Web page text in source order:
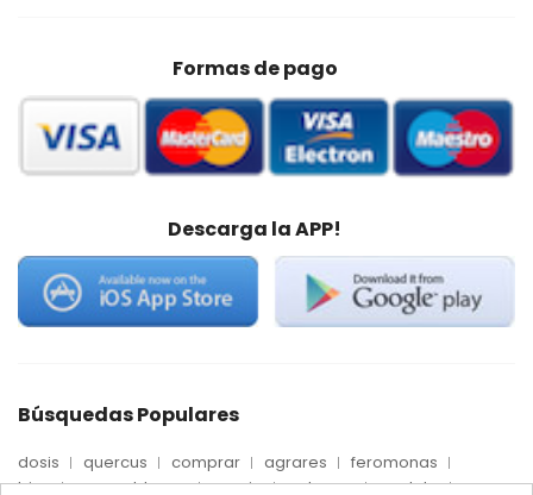
Formas de pago
Descarga la APP!
Búsquedas Populares
dosis quercus comprar agrares
feromonas
trips
mosca blanca precio palmera quelato